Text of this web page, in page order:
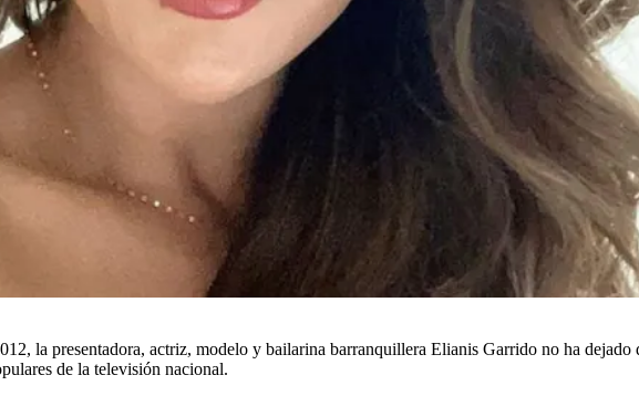
la presentadora, actriz, modelo y bailarina barranquillera Elianis Garrido no ha dejado
de la televisión nacional.